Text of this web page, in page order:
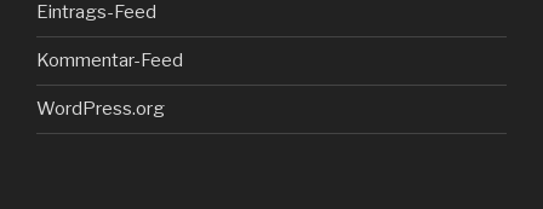
Eintrags-Feed
Kommentar-Feed
WordPress.org